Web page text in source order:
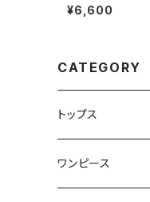
¥6,600
CATEGORY
トップス
Tシャツ・カットソー
ワンピース